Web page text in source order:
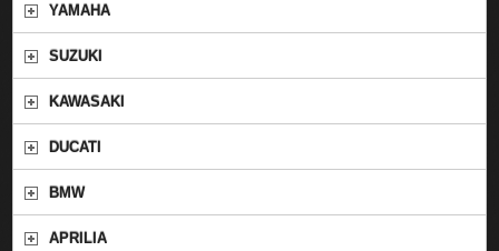
YAMAHA
SUZUKI
KAWASAKI
DUCATI
BMW
APRILIA